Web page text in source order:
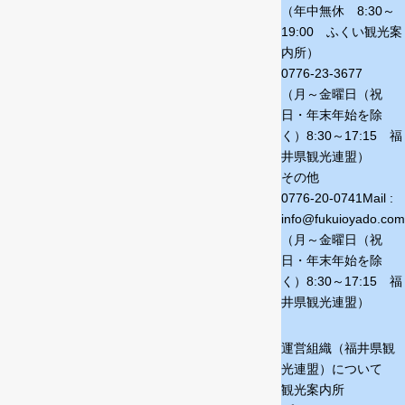
（年中無休 8:30～
19:00 ふくい観光案
内所）
0776-23-3677
（月～金曜日（祝
日・年末年始を除
く） 8:30～17:15 福
井県観光連盟）
その他
0776-20-0741 Mail :
info@fukuioyado.com
（月～金曜日（祝
日・年末年始を除
く） 8:30～17:15 福
井県観光連盟）
運営組織（福井県観
光連盟）について
観光案内所